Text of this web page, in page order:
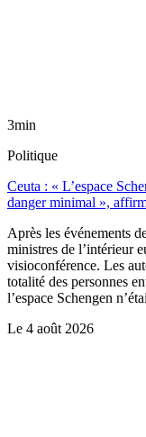
3min
Politique
Ceuta : « L’espace
danger minimal »,
Après les événements
ministres de l’intérieur
visioconférence. Les
totalité des personnes
l’espace Schengen
Le 4 août 2026